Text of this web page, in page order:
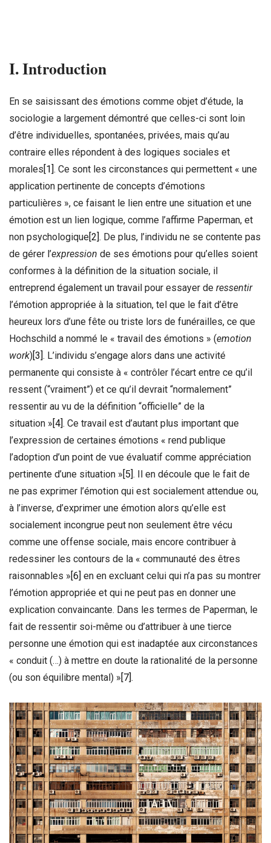
I. Introduction
En se saisissant des émotions comme objet d’étude, la
sociologie a largement démontré que celles-ci sont loin
d’être individuelles, spontanées, privées, mais qu’au
contraire elles répondent à des logiques sociales et
morales[1]. Ce sont les circonstances qui permettent « une
application pertinente de concepts d’émotions
particulières », ce faisant le lien entre une situation et une
émotion est un lien logique, comme l’affirme Paperman, et
non psychologique[2]. De plus, l’individu ne se contente pas
de gérer l’expression de ses émotions pour qu’elles soient
conformes à la définition de la situation sociale, il
entreprend également un travail pour essayer de ressentir
l’émotion appropriée à la situation, tel que le fait d’être
heureux lors d’une fête ou triste lors de funérailles, ce que
Hochschild a nommé le « travail des émotions » (emotion
work)[3]. L’individu s’engage alors dans une activité
permanente qui consiste à « contrôler l’écart entre ce qu’il
ressent (“vraiment”) et ce qu’il devrait “normalement”
ressentir au vu de la définition “officielle” de la
situation »[4]. Ce travail est d’autant plus important que
l’expression de certaines émotions « rend publique
l’adoption d’un point de vue évaluatif comme appréciation
pertinente d’une situation »[5]. Il en découle que le fait de
ne pas exprimer l’émotion qui est socialement attendue ou,
à l’inverse, d’exprimer une émotion alors qu’elle est
socialement incongrue peut non seulement être vécu
comme une offense sociale, mais encore contribuer à
redessiner les contours de la « communauté des êtres
raisonnables »[6] en en excluant celui qui n’a pas su montrer
l’émotion appropriée et qui ne peut pas en donner une
explication convaincante. Dans les termes de Paperman, le
fait de ressentir soi-même ou d’attribuer à une tierce
personne une émotion qui est inadaptée aux circonstances
« conduit (…) à mettre en doute la rationalité de la personne
(ou son équilibre mental) »[7].